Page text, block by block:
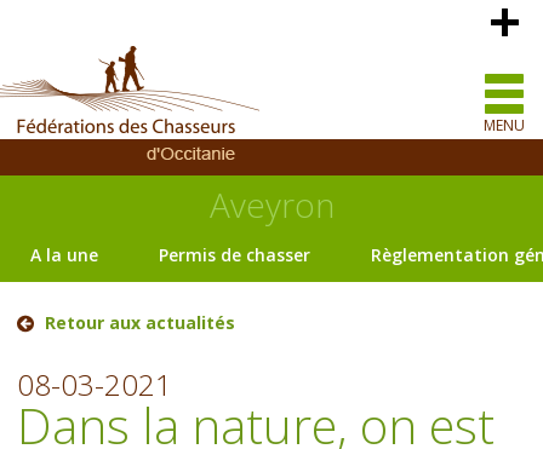
MENU
Aveyron
A la une Permis de chasser Règlementation
Retour aux actualités
08-03-2021
Dans la nature, on est